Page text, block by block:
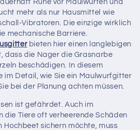
Ruhe vor Maulwürfen und
mehr als nur Hausmittel wie
Vibratoren. Die einzige wirklich
mechanische Barriere.
bieten hier einen langlebigen
dass die Nager die Grasnarbe
beschädigen. In diesem
im Detail, wie Sie ein Maulwurfgitter
bei der Planung achten müssen.
ist gefährdet. Auch im
die Tiere oft verheerende Schäden
Hochbeet sichern möchte, muss